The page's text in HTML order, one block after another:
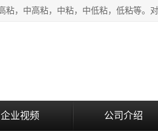
企业视频 公司介绍